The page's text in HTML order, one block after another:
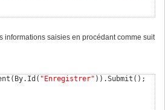
informations saisies en procédant comme suit
( By.Id ( "Enregistrer" ) ) .Submit ( ) ;